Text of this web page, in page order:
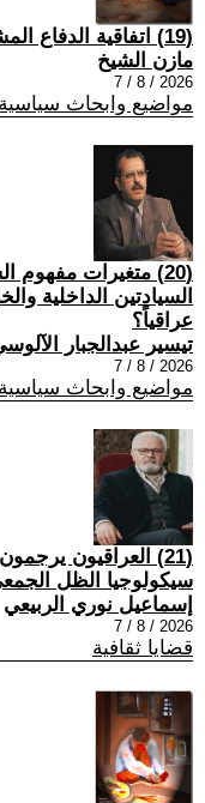
(19) اتفاقية الدفاع المشترك... رسالة ردع إلى إيران
مازن الشيخ
2026 / 8 / 7
مواضيع وابحاث سياسية
(20) متغيرات مفهوم
السيادتين الداخلية
عراقياً؟
تيسير عبدالجبار
2026 / 8 / 7
مواضيع وابحاث سياسية
(21) العراقيون
سيكولوجيا الظل
إسماعيل نوري الربيعي
2026 / 8 / 7
قضايا ثقافية